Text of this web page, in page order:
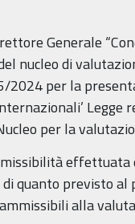
Generale
nucleo di
2024 per la
per la
quanto previsto
alla